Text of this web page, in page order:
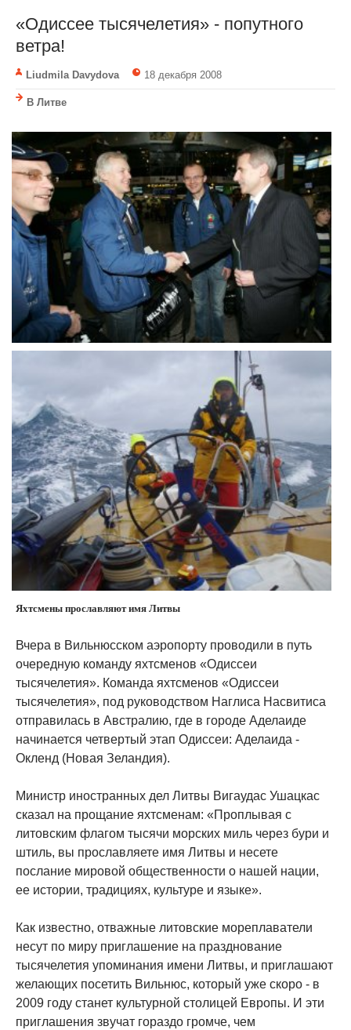
«Одиссее тысячелетия» - попутного
ветра!
Liudmila Davydova 18 декабря 2008
В Литве
Яхтсмены прославляют имя Литвы
Вчера в Вильнюсском аэропорту проводили в путь
очередную команду яхтсменов «Одиссеи
тысячелетия». Команда яхтсменов «Одиссеи
тысячелетия», под руководством Наглиса Насвитиса
отправилась в Австралию, где в городе Аделаиде
начинается четвертый этап Одиссеи: Аделаида -
Окленд (Новая Зеландия).
Министр иностранных дел Литвы Вигаудас Ушацкас
сказал на прощание яхтсменам: «Проплывая с
литовским флагом тысячи морских миль через бури и
штиль, вы прославляете имя Литвы и несете
послание мировой общественности о нашей нации,
ее истории, традициях, культуре и языке».
Как известно, отважные литовские мореплаватели
несут по миру приглашение на празднование
тысячелетия упоминания имени Литвы, и приглашают
желающих посетить Вильнюс, который уже скоро - в
2009 году станет культурной столицей Европы. И эти
приглашения звучат гораздо громче, чем